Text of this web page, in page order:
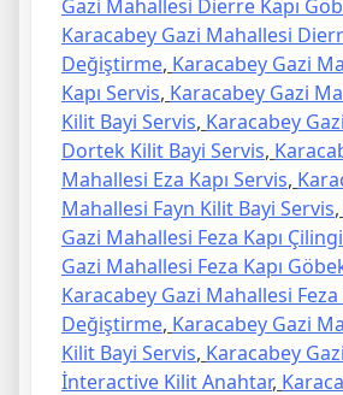
Gazi Mahallesi Dierre Kapı
Karacabey Gazi Mahallesi
Değiştirme, Karacabey Gazi
Kapı Servis, Karacabey Gazi
Kilit Bayi Servis, Karacabey
Dortek Kilit Bayi Servis,
Mahallesi Eza Kapı Servis,
Mahallesi Fayn Kilit Bayi Servis,
Gazi Mahallesi Feza Kapı
Gazi Mahallesi Feza Kapı
Karacabey Gazi Mahallesi Feza
Değiştirme, Karacabey Gazi
Kilit Bayi Servis, Karacabey
İnteractive Kilit Anahtar,